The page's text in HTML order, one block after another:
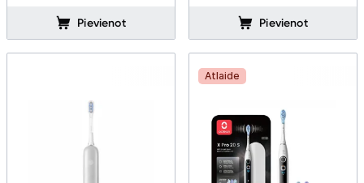
Pievienot Pievienot
Atlaide